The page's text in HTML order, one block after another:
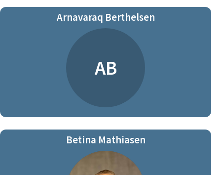
Arnavaraq Berthelsen
AB
Betina Mathiasen